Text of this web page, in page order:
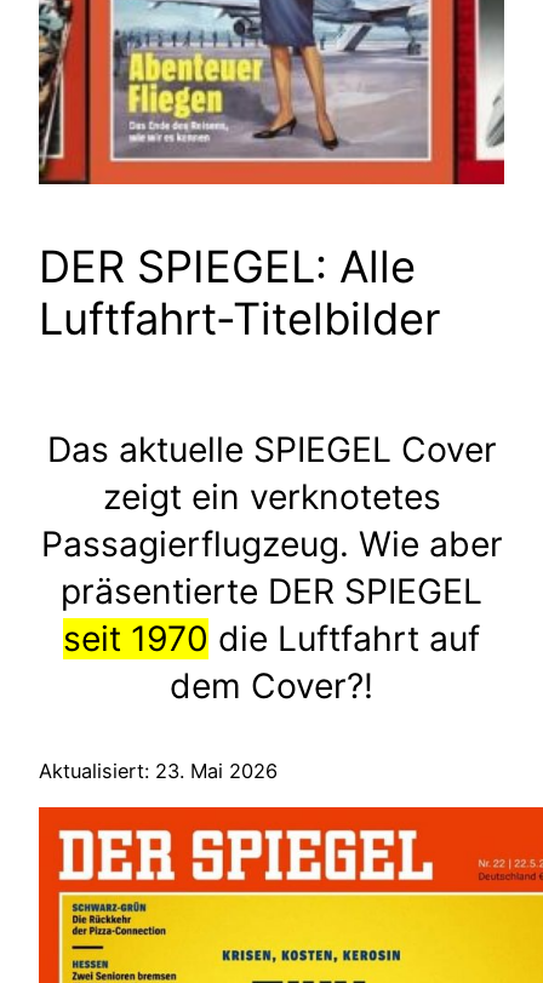
DER SPIEGEL: Alle
Luftfahrt-Titelbilder
Das aktuelle SPIEGEL Cover
zeigt ein verknotetes
Passagierflugzeug. Wie aber
präsentierte DER SPIEGEL
seit 1970 die Luftfahrt auf
dem Cover?!
Aktualisiert: 23. Mai 2026